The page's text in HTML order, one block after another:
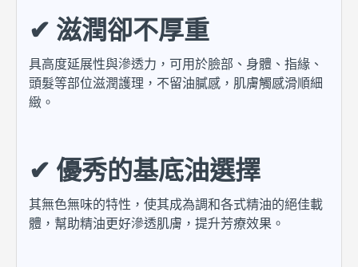
✔ 滋潤卻不厚重
具高度延展性與滲透力，可用於臉部、身體、指緣、
頭髮等部位滋潤護理，不留油膩感，肌膚觸感滑順細
緻。
✔ 優秀的基底油選擇
其無色無味的特性，使其成為調和各式精油的絕佳載
體，幫助精油更好滲透肌膚，提升芳療效果。